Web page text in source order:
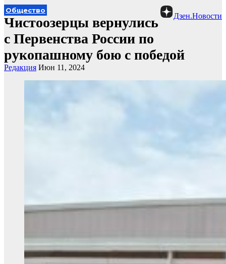
Дзен.Новости
Общество
Чистоозерцы вернулись
с Первенства России по
рукопашному бою с победой
Редакция Июн 11, 2024